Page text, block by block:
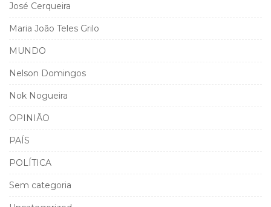
José Cerqueira
Maria João Teles Grilo
MUNDO
Nelson Domingos
Nok Nogueira
OPINIÃO
PAÍS
POLÍTICA
Sem categoria